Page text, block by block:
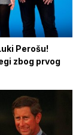
Perošu!
zbog prvog